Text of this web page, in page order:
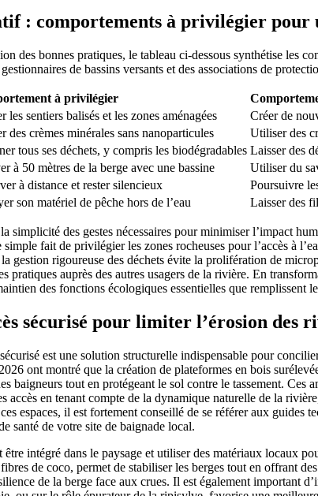
: comportements à privilégier pour
des bonnes pratiques, le tableau ci-dessous synthétise les
de bassins versants et des associations de
à privilégier
les sentiers balisés et les zones aménagées
Créer de
des crèmes minérales sans nanoparticules
Utiliser des
tous ses déchets, y compris les biodégradables Laisser des
à 50 mètres de la berge avec une bassine
Utiliser du
à distance et rester silencieux
Poursuivre
son matériel de pêche hors de l’eau Laisser des
simplicité des gestes nécessaires pour minimiser l’impact
fait de privilégier les zones rocheuses pour l’accès à
gestion rigoureuse des déchets évite la prolifération de
pratiques auprès des autres usagers de la rivière. En
des fonctions écologiques essentielles que remplissent
sécurisé pour limiter l’érosion des
est une solution structurelle indispensable pour
ont montré que la création de plateformes en bois
baigneurs tout en protégeant le sol contre le tassement.
accès en tenant compte de la dynamique naturelle de la
espaces, il est fortement conseillé de se référer aux guides
santé de votre site de baignade local.
intégré dans le paysage et utiliser des matériaux locaux
de coco, permet de stabiliser les berges tout en offrant
de la berge face aux crues. Il est également important